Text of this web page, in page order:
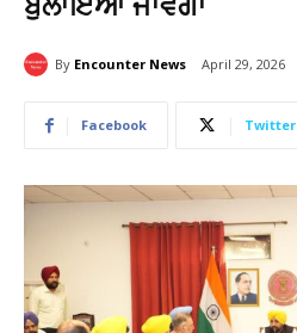
By Encounter News April 29, 2026
Facebook Twitter